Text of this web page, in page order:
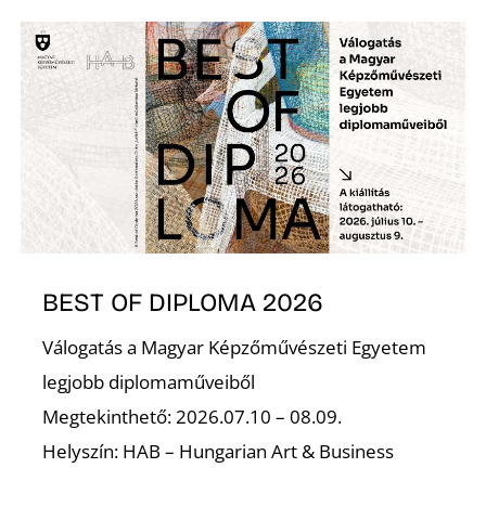
BEST OF DIPLOMA 2026
Válogatás a Magyar Képzőművészeti Egyetem
legjobb diplomaműveiből
Megtekinthető: 2026.07.10 – 08.09.
Helyszín: HAB – Hungarian Art & Business